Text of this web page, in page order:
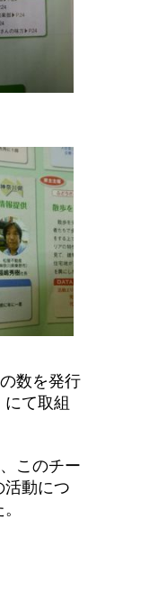
数を発行
て取組
このチー
活動につ